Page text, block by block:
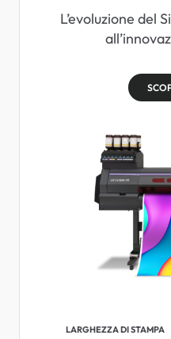
L’evoluzione del
LARGHEZZA DI STAMPA